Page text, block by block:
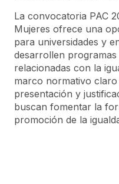
La convocatoria PAC
Mujeres ofrece una
para universidades y
desarrollen
relacionadas con la
marco normativo
presentación y
buscan fomentar la
promoción de la